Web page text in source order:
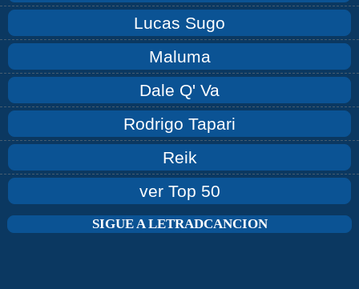
Lucas Sugo
Maluma
Dale Q' Va
Rodrigo Tapari
Reik
ver Top 50
SIGUE A LETRADCANCION